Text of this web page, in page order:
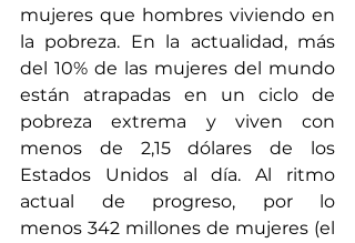
mujeres que hombres viviendo en
la pobreza. En la actualidad, más
del 10% de las mujeres del mundo
están atrapadas en un ciclo de
pobreza extrema y viven con
menos de 2,15 dólares de los
Estados Unidos al día. Al ritmo
actual de progreso, por lo
menos 342 millones de mujeres (el